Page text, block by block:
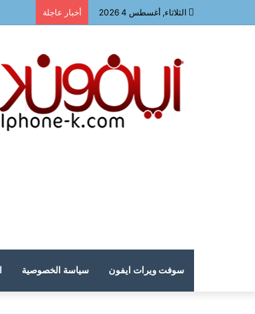
الثلاثاء, أغسطس 4 2026 أخبار عاجلة
سوفت ويرات ايفون سياسة الخصوصية